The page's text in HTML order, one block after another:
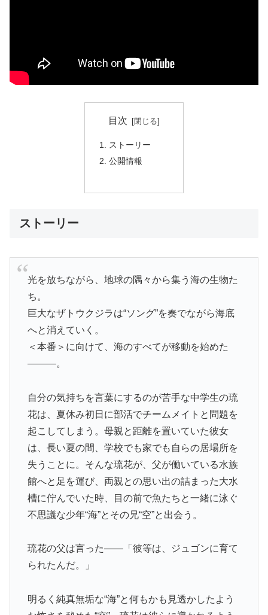
目次
ストーリー
公開情報
ストーリー
光を放ちながら、地球の隅々から集う海の生物た
ち。
巨大なザトウクジラは“ソング”を奏でながら海底
へと消えていく。
＜本番＞に向けて、海のすべてが移動を始めた
―――。
自分の気持ちを言葉にするのが苦手な中学生の琉
花は、夏休み初日に部活でチームメイトと問題を
起こしてしまう。母親と距離を置いていた彼女
は、長い夏の間、学校でも家でも自らの居場所を
失うことに。そんな琉花が、父が働いている水族
館へと足を運び、両親との思い出の詰まった大水
槽に佇んでいた時、目の前で魚たちと一緒に泳ぐ
不思議な少年“海”とその兄“空”と出会う。
琉花の父は言った――「彼等は、ジュゴンに育て
られたんだ。」
明るく純真無垢な“海”と何もかも見透かしたよう